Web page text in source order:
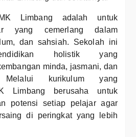
Limbang adalah untuk
yang cemerlang dalam
dan sahsiah. Sekolah ini
holistik yang
minda, jasmani, dan
kurikulum yang
Limbang berusaha untuk
potensi setiap pelajar agar
di peringkat yang lebih